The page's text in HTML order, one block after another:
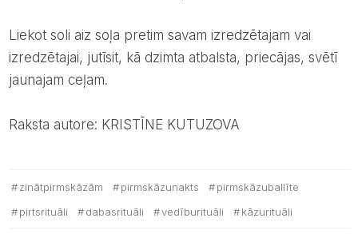
Liekot soli aiz soļa pretim savam izredzētajam vai
izredzētajai, jutīsit, kā dzimta atbalsta, priecājas, svētī
jaunajam ceļam.
Raksta autore: KRISTĪNE KUTUZOVA
zinātpirmskāzām pirmskāzunakts
pirmskāzuballīte
pirtsrituāli
dabasrituāli vedīburituāli kāzurituāli